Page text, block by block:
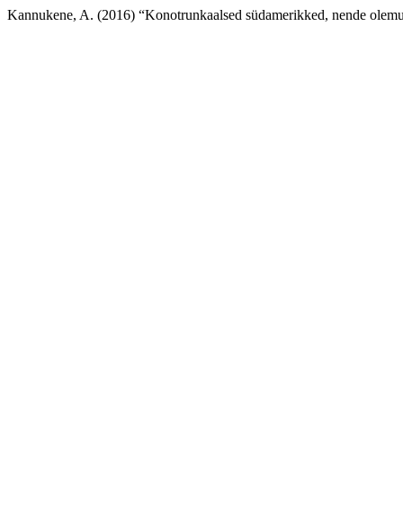
Kannukene, A. (2016) “Konotrunkaalsed südamerikked, nende